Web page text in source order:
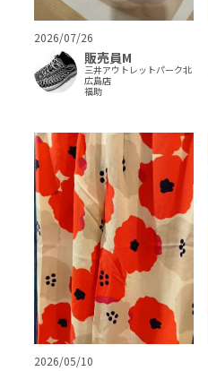
2026/07/26
販売員M
三井アウトレットパーク北
広島店
福助
2026/05/10